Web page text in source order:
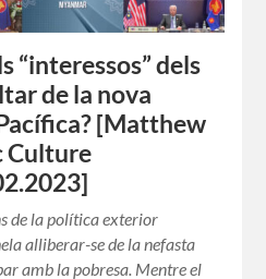
“interessos” dels
de la nova
[Matthew
Culture
de la política exterior
alliberar-se de la nefasta
amb la pobresa. Mentre el